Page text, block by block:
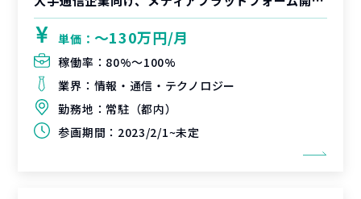
単価： 〜130万円/月
稼働率： 80%〜100%
業界： 情報・通信・テクノロジー
勤務地： 常駐（都内）
参画期間： 2023/2/1~未定